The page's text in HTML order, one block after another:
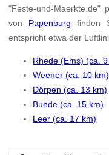
"Feste-und-Maerkte.de"
von Papenburg finden
entspricht etwa der
Rhede (Ems) (ca.
Weener (ca. 10 km)
Dörpen (ca. 13 km)
Bunde (ca. 15 km)
Leer (ca. 17 km)